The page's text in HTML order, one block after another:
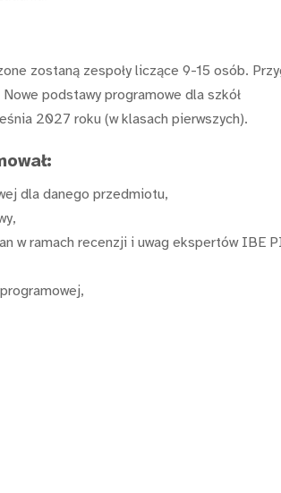
zostaną zespoły liczące 9-15 osób.
podstawy programowe dla szkół
2027 roku (w klasach pierwszych).
dla danego przedmiotu,
w ramach recenzji i uwag ekspertów IBE